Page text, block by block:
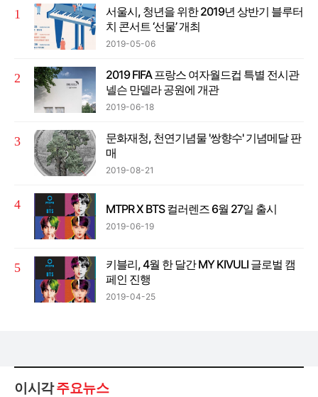
서울시, 청년을 위한 2019년 상반기 블루터
치 콘서트 ‘선물’ 개최
2019-05-06
2019 FIFA 프랑스 여자월드컵 특별 전시관
넬슨 만델라 공원에 개관
2019-06-18
문화재청, 천연기념물 '쌍향수' 기념메달 판
매
2019-08-21
MTPR X BTS 컬러렌즈 6월 27일 출시
2019-06-19
키블리, 4월 한 달간 MY KIVULI 글로벌 캠
페인 진행
2019-04-25
이시각주요뉴스